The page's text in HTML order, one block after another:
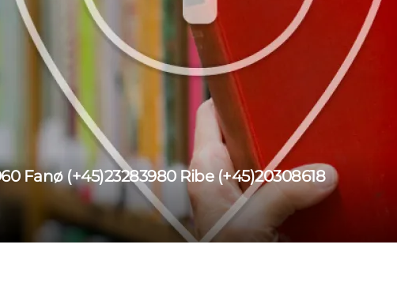
Fanø (+45)23283980 Ribe (+45)20308618